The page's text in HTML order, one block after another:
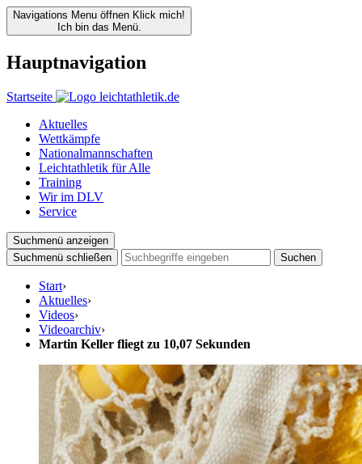
Navigations Menu öffnen Klick mich!
Ich bin das Menü.
Hauptnavigation
Startseite
Aktuelles
Wettkämpfe
Nationalmannschaften
Leichtathletik für Alle
Training
Wir im DLV
Service
Suchmenü anzeigen
Suchmenü schließen
Suchen
Start›
Aktuelles›
Videos›
Videoarchiv›
Martin Keller fliegt zu 10,07 Sekunden